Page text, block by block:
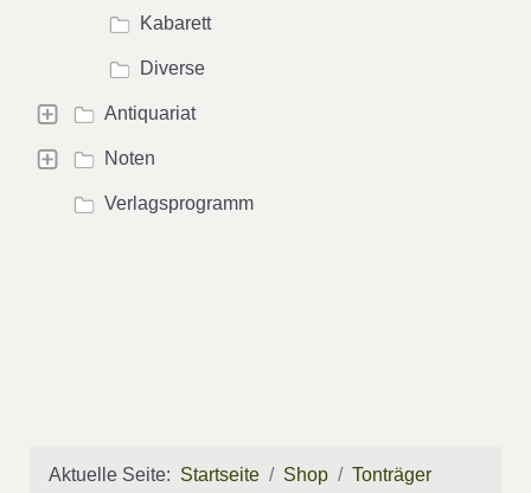
Kabarett
Diverse
Antiquariat
Noten
Verlagsprogramm
Aktuelle Seite: Startseite Shop
Tonträger